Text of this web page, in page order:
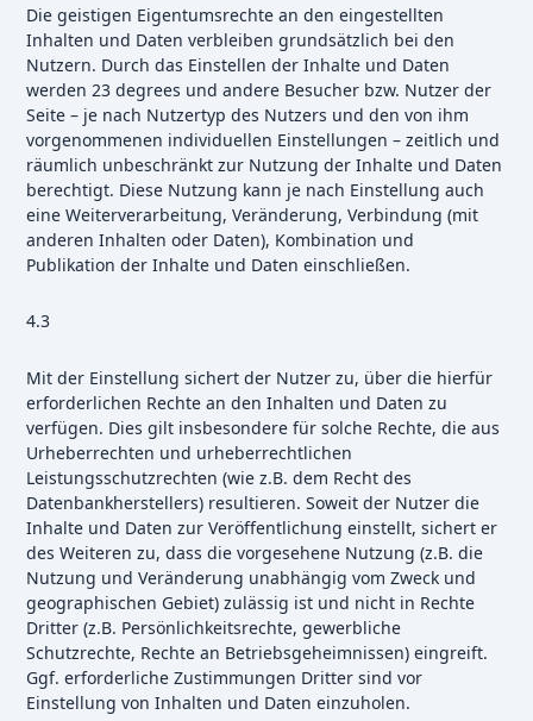
Die geistigen Eigentumsrechte an den eingestellten
Inhalten und Daten verbleiben grundsätzlich bei den
Nutzern. Durch das Einstellen der Inhalte und Daten
werden 23 degrees und andere Besucher bzw. Nutzer der
Seite – je nach Nutzertyp des Nutzers und den von ihm
vorgenommenen individuellen Einstellungen – zeitlich und
räumlich unbeschränkt zur Nutzung der Inhalte und Daten
berechtigt. Diese Nutzung kann je nach Einstellung auch
eine Weiterverarbeitung, Veränderung, Verbindung (mit
anderen Inhalten oder Daten), Kombination und
Publikation der Inhalte und Daten einschließen.
4.3
Mit der Einstellung sichert der Nutzer zu, über die hierfür
erforderlichen Rechte an den Inhalten und Daten zu
verfügen. Dies gilt insbesondere für solche Rechte, die aus
Urheberrechten und urheberrechtlichen
Leistungsschutzrechten (wie z.B. dem Recht des
Datenbankherstellers) resultieren. Soweit der Nutzer die
Inhalte und Daten zur Veröffentlichung einstellt, sichert er
des Weiteren zu, dass die vorgesehene Nutzung (z.B. die
Nutzung und Veränderung unabhängig vom Zweck und
geographischen Gebiet) zulässig ist und nicht in Rechte
Dritter (z.B. Persönlichkeitsrechte, gewerbliche
Schutzrechte, Rechte an Betriebsgeheimnissen) eingreift.
Ggf. erforderliche Zustimmungen Dritter sind vor
Einstellung von Inhalten und Daten einzuholen.